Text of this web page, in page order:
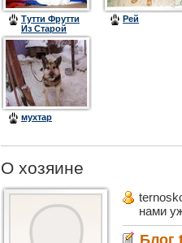
Тутти Фрутти
Из Старой
Шуи (
Джессика )
Рей
мухтар
О хозяине
нами
Блог